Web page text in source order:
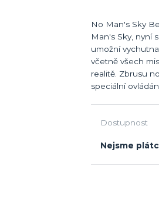
No Man's Sky
Man's Sky, nyní
umožní
včetně všech
realitě. Zbrusu
speciální ovládání
Dostupnost
Nejsme